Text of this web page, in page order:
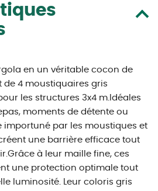
en un véritable cocon de
4 moustiquaires gris
les structures 3x4 m.Idéales
moments de détente ou
importuné par les moustiques et
une barrière efficace tout
à leur maille fine, ces
une protection optimale tout
luminosité. Leur coloris gris